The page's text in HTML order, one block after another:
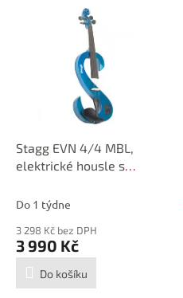
Stagg EVN 4/4 MBL,
elektrické housle s
modrá metalíza
Do 1 týdne
3 298 Kč bez DPH
3 990 Kč
Do košíku